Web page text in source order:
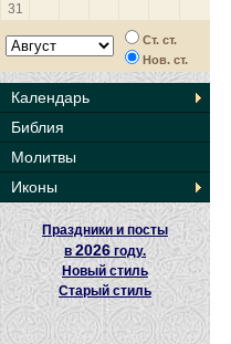
31
Ст. ст.
Нов. ст.
Календарь
Библия
Молитвы
Иконы
Праздники и посты
в2026 году.
Новый стиль
Старый стиль